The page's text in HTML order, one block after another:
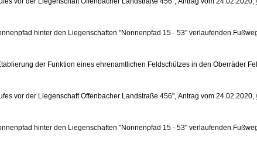
hinter den Liegenschaften "Nonnenpfad 15 - 53" verlaufenden
der Funktion eines ehrenamtlichen Feldschützes in den Oberräder
vor der Liegenschaft Offenbacher Landstraße 456", Antrag vom 24.02.2020,
hinter den Liegenschaften "Nonnenpfad 15 - 53" verlaufenden